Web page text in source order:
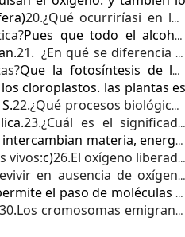
20.¿Qué ocurriríasi en los
Pues que todo el alcohol
21. ¿En qué se diferencia la
Que la fotosíntesis de las
cloroplastos. las plantas es
22.¿Qué procesos biológicos
23.¿Cuál es el significado
materia, energía
vivos:c)26.El oxígeno liberado
en ausencia de oxígeno
el paso de moléculas al
30.Los cromosomas emigran a